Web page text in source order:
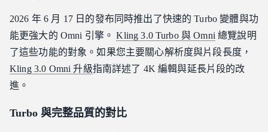
2026 年 6 月 17 日的發布同時推出了快速的 Turbo 變體與功
能更強大的 Omni 引擎。Kling 3.0 Turbo 與 Omni 總覽說明
了這些功能的對象。如果您主要關心解析度與片段長度，
Kling 3.0 Omni 升級指南詳述了 4K 編輯與延長片段的改
進。
Turbo 與完整品質的對比